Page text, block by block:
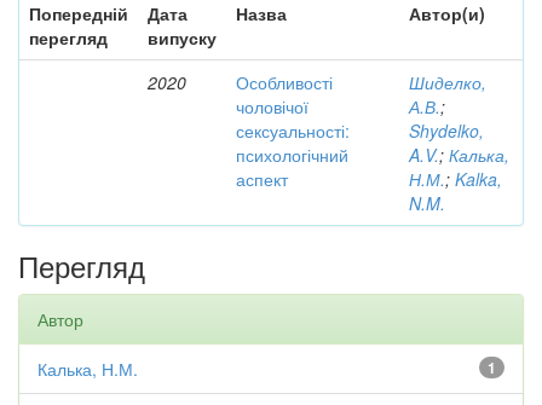
Попередній
перегляд
Дата
випуску
Назва Автор(и)
2020
Особливості
чоловічої
сексуальності:
психологічний
аспект
Шиделко,
А.В.;
Shydelko,
A.V.; Калька,
Н.М.; Kalka,
N.M.
Перегляд
Автор
1
Калька, Н.М.